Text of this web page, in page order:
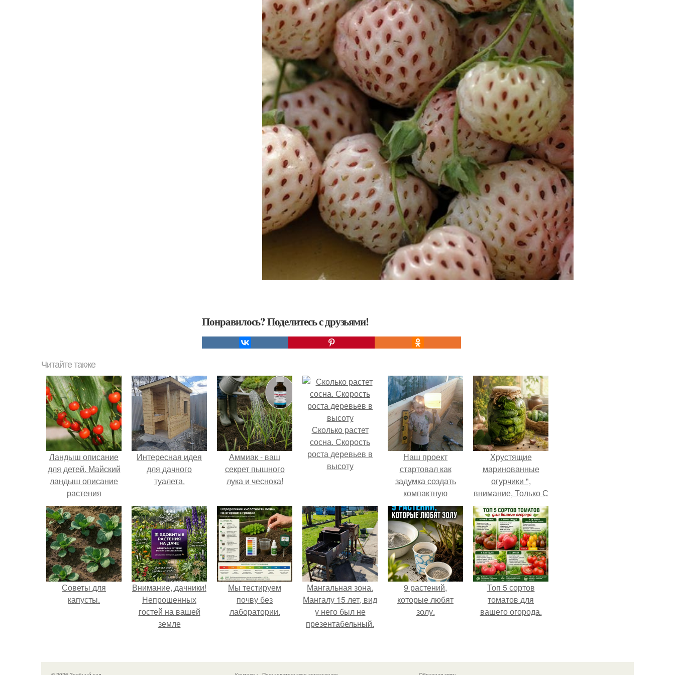
Понравилось? Поделитесь с друзьями!
Читайте также
Ландыш описание
для детей. Майский
ландыш описание
растения
Интересная идея
для дачного
туалета.
Аммиак - ваш
секрет пышного
лука и чеснока!
Сколько растет
сосна. Скорость
роста деревьев в
высоту
Наш проект
стартовал как
задумка создать
компактную
беседку для
отдыха.
Хрустящие
маринованные
огурчики ",
внимание, Только С
Грядки".
Советы для
капусты.
Внимание, дачники!
Непрошенных
гостей на вашей
земле
Мы тестируем
почву без
лаборатории.
Мангальная зона.
Мангалу 15 лет, вид
у него был не
презентабельный.
9 растений,
которые любят
золу.
Топ 5 сортов
томатов для
вашего огорода.